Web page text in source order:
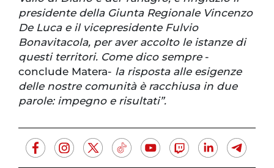
presidente della Giunta Regionale Vincenzo
De Luca e il vicepresidente Fulvio
Bonavitacola, per aver accolto le istanze di
questi territori. Come dico sempre-
conclude Matera- la risposta alle esigenze
delle nostre comunità è racchiusa in due
parole: impegno e risultati”.